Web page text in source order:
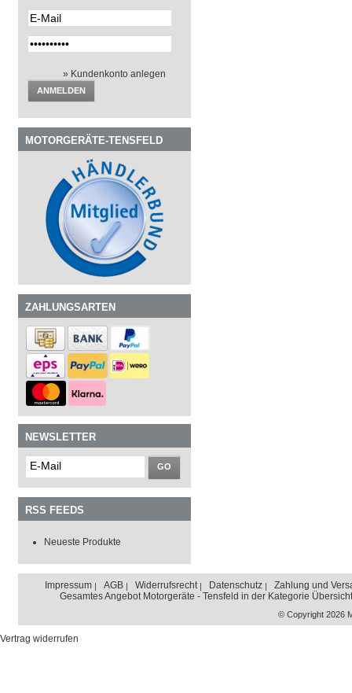
» Kundenkonto anlegen
ANMELDEN
MOTORGERÄTE-TENSFELD
ZAHLUNGSARTEN
NEWSLETTER
GO
RSS FEEDS
Neueste Produkte
Impressum AGB Widerrufsrecht Datenschutz
Zahlung und
Gesamtes Angebot Motorgeräte - Tensfeld in der Kategorie Übersicht
© Copyright 2026
Vertrag widerrufen